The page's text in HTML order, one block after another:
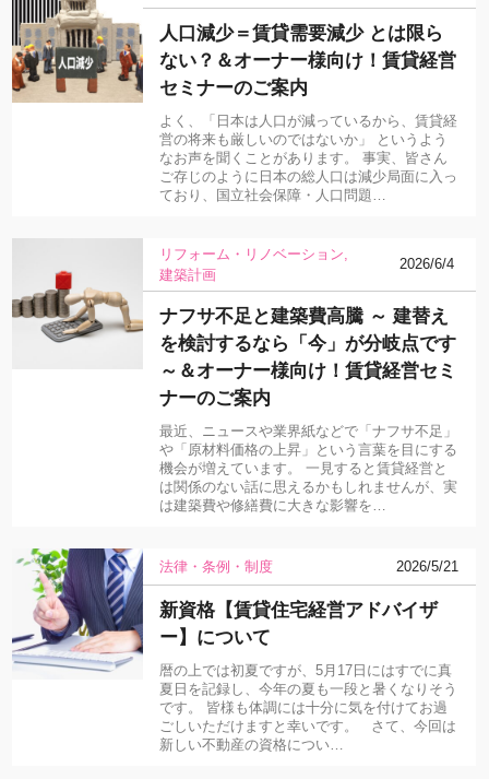
人口減少＝賃貸需要減少 とは限ら
ない？＆オーナー様向け！賃貸経営
セミナーのご案内
よく、「日本は人口が減っているから、賃貸経
営の将来も厳しいのではないか」 というよう
なお声を聞くことがあります。 事実、皆さん
ご存じのように日本の総人口は減少局面に入っ
ており、国立社会保障・人口問題…
リフォーム・リノベーション
建築計画
2026/6/4
ナフサ不足と建築費高騰 ～ 建替え
を検討するなら「今」が分岐点です
～＆オーナー様向け！賃貸経営セミ
ナーのご案内
最近、ニュースや業界紙などで「ナフサ不足」
や「原材料価格の上昇」という言葉を目にする
機会が増えています。 一見すると賃貸経営と
は関係のない話に思えるかもしれませんが、実
は建築費や修繕費に大きな影響を…
法律・条例・制度 2026/5/21
新資格【賃貸住宅経営アドバイザ
ー】について
暦の上では初夏ですが、5月17日にはすでに真
夏日を記録し、今年の夏も一段と暑くなりそう
です。 皆様も体調には十分に気を付けてお過
ごしいただけますと幸いです。 さて、今回は
新しい不動産の資格につい…